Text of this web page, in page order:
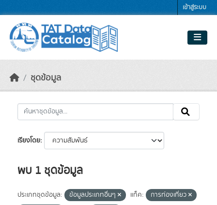
เข้าสู่ระบบ
ชุดข้อมูล
เรียงโดย
พบ 1 ชุดข้อมูล
ประเภทชุดข้อมูล: ข้อมูลประเภทอื่นๆ แท็ค:
การท่องเที่ยว